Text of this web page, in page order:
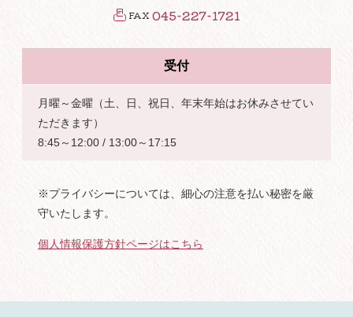
FAX 045-227-1721
受付
月曜～金曜（土、日、祝日、年末年始はお休みさせてい
ただきます）
8:45～12:00 / 13:00～17:15
※プライバシーについては、細心の注意を払い秘密を厳
守いたします。
個人情報保護方針ページはこちら